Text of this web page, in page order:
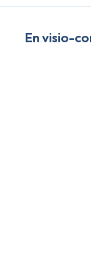
En visio-